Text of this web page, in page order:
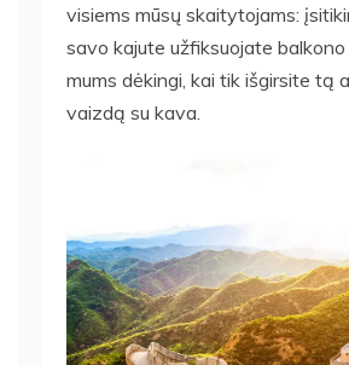
visiems mūsų skaitytojams:
savo kajute užfiksuojate
mums dėkingi, kai tik išgirsite tą
vaizdą su kava.